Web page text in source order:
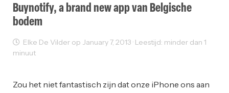
Buynotify, a brand new app van Belgische
bodem
Elke De Vilder op January 7, 2013 · Leestijd: minder dan 1
minuut
Zou het niet fantastisch zijn dat onze iPhone ons aan